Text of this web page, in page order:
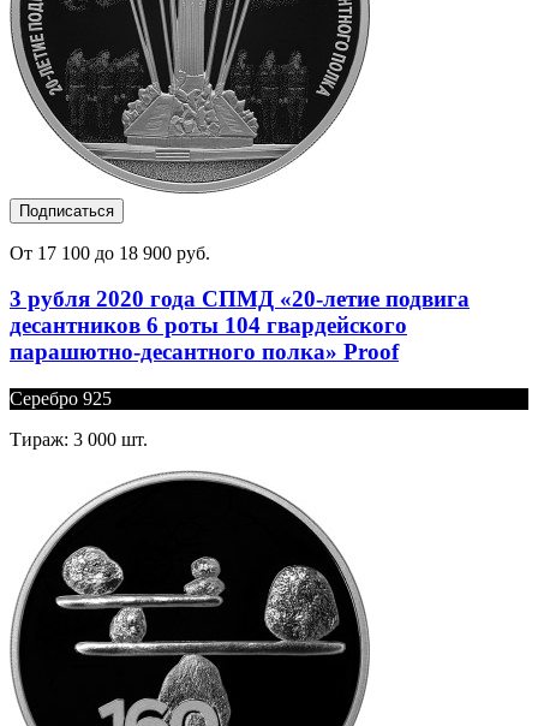
Подписаться
От 17 100 до 18 900 руб.
3 рубля 2020 года СПМД «20-летие подвига
десантников 6 роты 104 гвардейского
парашютно-десантного полка» Proof
Серебро 925
Тираж: 3 000 шт.